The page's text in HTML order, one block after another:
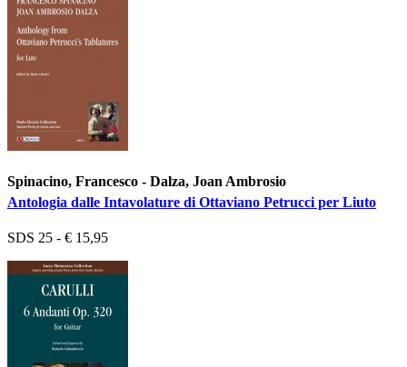
Spinacino, Francesco - Dalza, Joan Ambrosio
Antologia dalle Intavolature di Ottaviano Petrucci per Liuto
SDS 25 - € 15,95